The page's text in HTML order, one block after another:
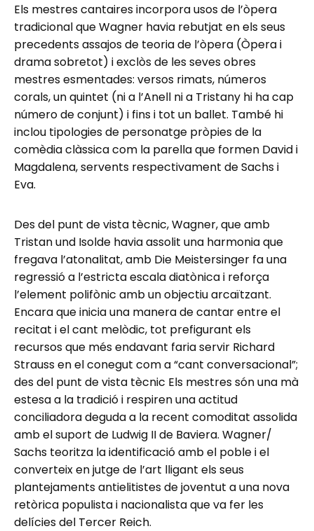
Els mestres cantaires incorpora usos de l’òpera
tradicional que Wagner havia rebutjat en els seus
precedents assajos de teoria de l’òpera (Òpera i
drama sobretot) i exclòs de les seves obres
mestres esmentades: versos rimats, números
corals, un quintet (ni a l’Anell ni a Tristany hi ha cap
número de conjunt) i fins i tot un ballet. També hi
inclou tipologies de personatge pròpies de la
comèdia clàssica com la parella que formen David i
Magdalena, servents respectivament de Sachs i
Eva.
Des del punt de vista tècnic, Wagner, que amb
Tristan und Isolde havia assolit una harmonia que
fregava l’atonalitat, amb Die Meistersinger fa una
regressió a l’estricta escala diatònica i reforça
l’element polifònic amb un objectiu arcaïtzant.
Encara que inicia una manera de cantar entre el
recitat i el cant melòdic, tot prefigurant els
recursos que més endavant faria servir Richard
Strauss en el conegut com a “cant conversacional”;
des del punt de vista tècnic Els mestres són una mà
estesa a la tradició i respiren una actitud
conciliadora deguda a la recent comoditat assolida
amb el suport de Ludwig II de Baviera. Wagner/
Sachs teoritza la identificació amb el poble i el
converteix en jutge de l’art lligant els seus
plantejaments antielitistes de joventut a una nova
retòrica populista i nacionalista que va fer les
delícies del Tercer Reich.